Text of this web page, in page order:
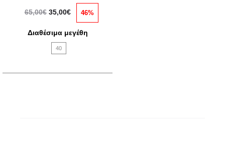
έχει
πολλαπλές
επιλογές
65,00€ Original
65,00€.
35,00€Η
τρέχουσα
46%
Διαθέσιμα μεγέθη
40